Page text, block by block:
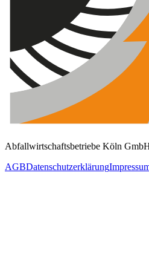
Abfallwirtschaftsbetriebe Köln
AGBDatenschutzerklärung